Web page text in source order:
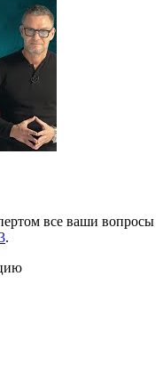
все ваши вопросы
.